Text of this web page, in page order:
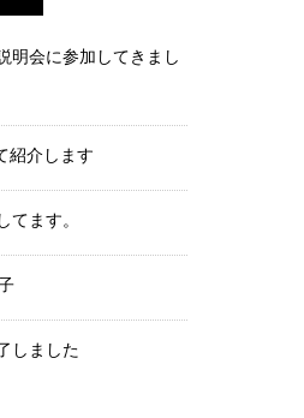
会に参加してきまし
紹介します
てます。
しました